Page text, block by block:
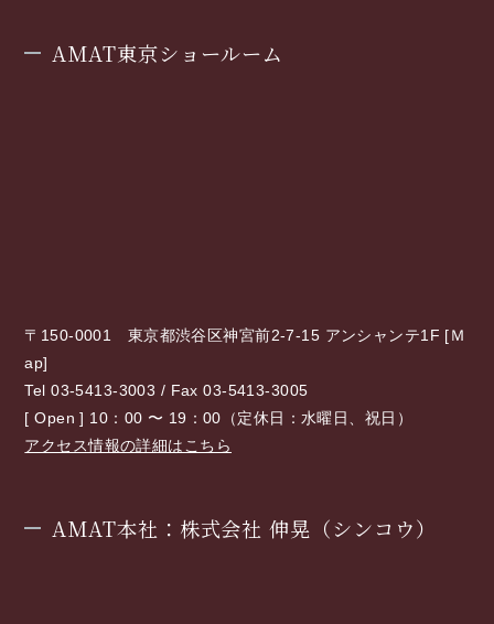
AMAT東京ショールーム
〒150-0001 東京都渋谷区神宮前2-7-15 アンシャンテ1F [Ｍ
ap]
Tel 03-5413-3003 / Fax 03-5413-3005
[ Open ] 10：00 〜 19：00（定休日：水曜日、祝日）
アクセス情報の詳細はこちら
AMAT本社：株式会社 伸晃（シンコウ）